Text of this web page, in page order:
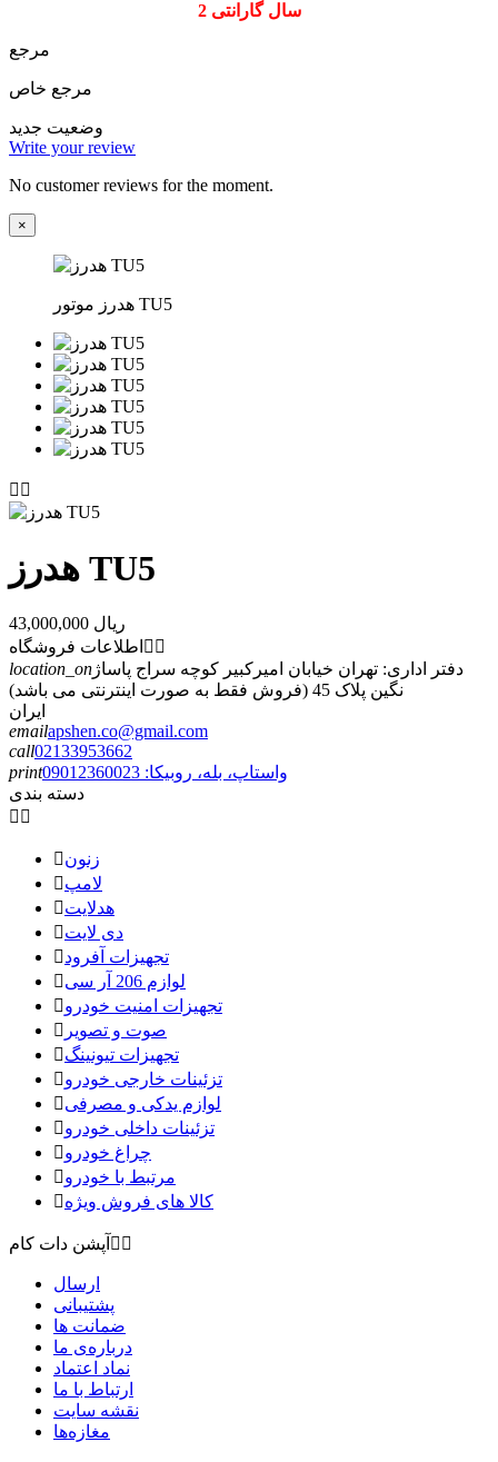
2 سال گارانتی
مرجع
مرجع خاص
وضعیت جدید
Write your review
No customer reviews for the moment.
×
هدرز موتور TU5
 
هدرز TU5
43,000,000 ریال
اطلاعات فروشگاه  
location_onدفتر اداری: تهران خیابان امیرکبیر کوچه سراج پاساژ
نگین پلاک 45 (فروش فقط به صورت اینترنتی می باشد)
ایران
emailapshen.co@gmail.com
call02133953662
print
واستاپ، بله، روبیکا: 09012360023
دسته بندی
 
زنون
لامپ
هدلایت
دی لایت
تجهیزات آفرود

لوازم 206 آر سی
تجهیزات امنیت خودرو
 صوت و تصویر
تجهیزات تیونینگ
تزئینات خارجی خودرو
لوازم یدکی و مصرفی
تزئینات داخلی خودرو
چراغ خودرو
مرتبط با خودرو
کالا های فروش ویژه
آپشن دات کام  
ارسال
پشتیبانی
ضمانت ها
درباره‌ی ما
نماد اعتماد
ارتباط با ما
نقشه سايت
مغازه‌ها